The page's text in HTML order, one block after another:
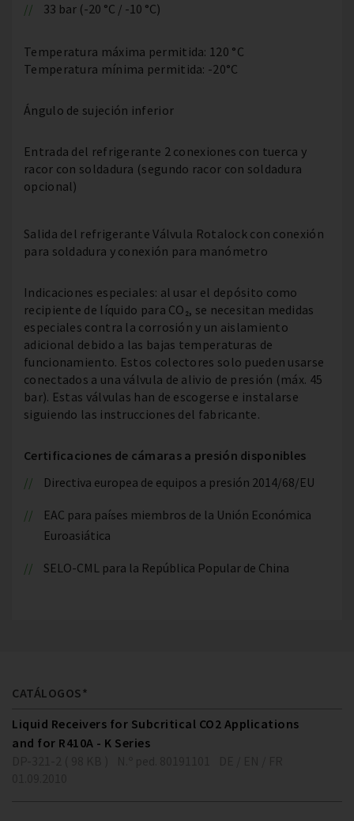
33 bar (-20 °C / -10 °C)
Temperatura máxima permitida: 120 °C
Temperatura mínima permitida: -20°C
Ángulo de sujeción inferior
Entrada del refrigerante 2 conexiones con tuerca y
racor con soldadura (segundo racor con soldadura
opcional)
Salida del refrigerante Válvula Rotalock con conexión
para soldadura y conexión para manómetro
Indicaciones especiales: al usar el depósito como
recipiente de líquido para CO₂, se necesitan medidas
especiales contra la corrosión y un aislamiento
adicional debido a las bajas temperaturas de
funcionamiento. Estos colectores solo pueden usarse
conectados a una válvula de alivio de presión (máx. 45
bar). Estas válvulas han de escogerse e instalarse
siguiendo las instrucciones del fabricante.
Certificaciones de cámaras a presión disponibles
Directiva europea de equipos a presión 2014/68/EU
EAC para países miembros de la Unión Económica
Euroasiática
SELO-CML para la República Popular de China
CATÁLOGOS*
Liquid Receivers for Subcritical CO2 Applications
and for R410A - K Series